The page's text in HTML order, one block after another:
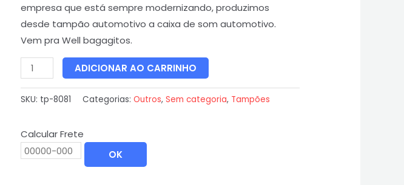
empresa que está sempre modernizando, produzimos
desde tampão automotivo a caixa de som automotivo.
Vem pra Well bagagitos.
ADICIONAR AO CARRINHO
SKU: tp-8081 Categorias: Outros, Sem categoria, Tampões
Calcular Frete
OK